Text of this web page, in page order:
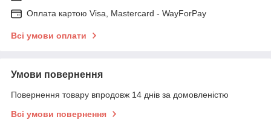
Оплата картою Visa, Mastercard - WayForPay
Всі умови оплати
Умови повернення
Повернення товару впродовж 14 днів за домовленістю
Всі умови повернення